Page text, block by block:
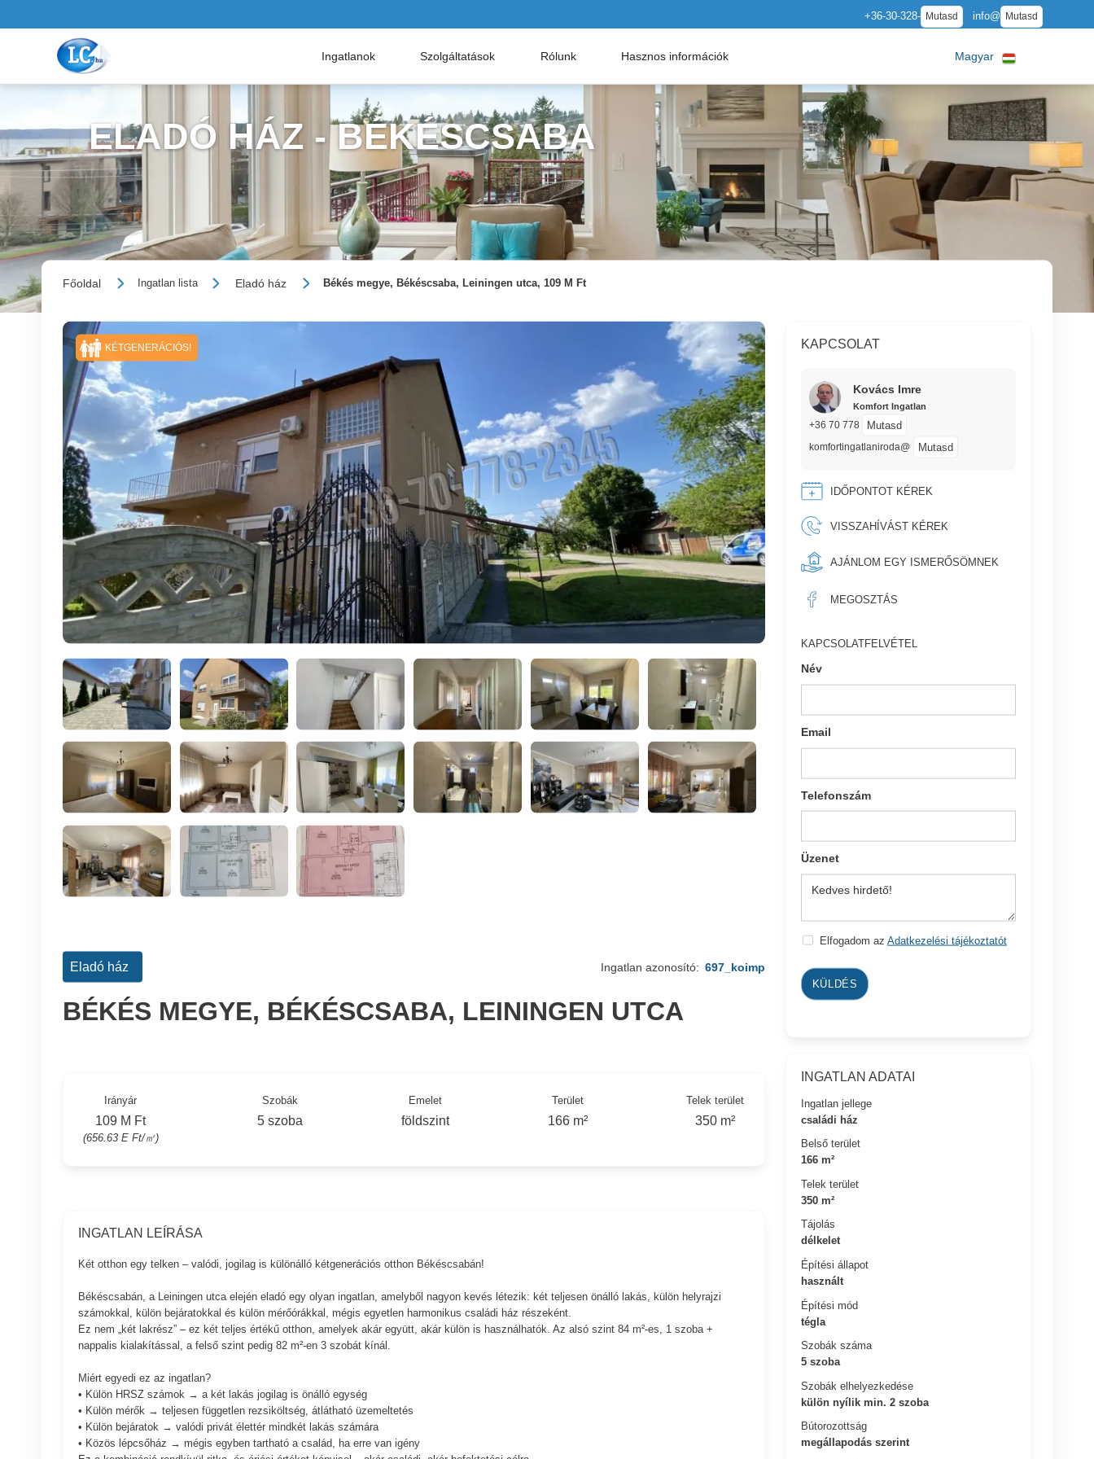
+36-30-328- Mutasd info@ Mutasd
Ingatlanok Szolgáltatások Rólunk Hasznos információk Magyar
ELADÓ HÁZ - BÉKÉSCSABA
Főoldal Ingatlan lista Eladó ház Békés megye, Békéscsaba, Leiningen utca, 109 M Ft
KÉTGENERÁCIÓS! KAPCSOLAT
Kovács Imre
Komfort Ingatlan
+36 70 778 Mutasd
komfortingatlaniroda@ Mutasd
IDŐPONTOT KÉREK
VISSZAHÍVÁST KÉREK
AJÁNLOM EGY ISMERŐSÖMNEK
MEGOSZTÁS
KAPCSOLATFELVÉTEL
Név
Email
Telefonszám
Üzenet
Elfogadom az Adatkezelési tájékoztatót
KÜLDÉS
INGATLAN ADATAI
Ingatlan jellege
családi ház
Belső terület
166 m²
Telek terület
350 m²
Tájolás
délkelet
Építési állapot
használt
Építési mód
tégla
Szobák száma
5 szoba
Szobák elhelyezkedése
külön nyílik min. 2 szoba
Bútorozottság
megállapodás szerint
Eladó ház Ingatlan azonosító: 697_koimp
BÉKÉS MEGYE, BÉKÉSCSABA, LEININGEN UTCA
Irányár
109 M Ft
(656.63 E Ft/㎡)
Szobák
5 szoba
Emelet
földszint
Terület
166 m²
Telek terület
350 m²
INGATLAN LEÍRÁSA
Két otthon egy telken – valódi, jogilag is különálló kétgenerációs otthon Békéscsabán!
Békéscsabán, a Leiningen utca elején eladó egy olyan ingatlan, amelyből nagyon kevés létezik: két teljesen önálló lakás, külön helyrajzi
számokkal, külön bejáratokkal és külön mérőórákkal, mégis egyetlen harmonikus családi ház részeként.
Ez nem „két lakrész” – ez két teljes értékű otthon, amelyek akár együtt, akár külön is használhatók. Az alsó szint 84 m²-es, 1 szoba +
nappalis kialakítással, a felső szint pedig 82 m²-en 3 szobát kínál.
Miért egyedi ez az ingatlan?
• Külön HRSZ számok → a két lakás jogilag is önálló egység
• Külön mérők → teljesen független rezsiköltség, átlátható üzemeltetés
• Külön bejáratok → valódi privát élettér mindkét lakás számára
• Közös lépcsőház → mégis egyben tartható a család, ha erre van igény